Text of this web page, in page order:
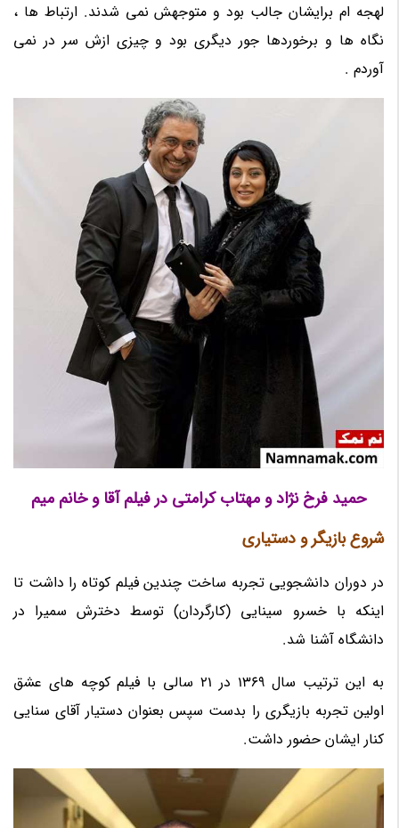
لهجه ام برایشان جالب بود و متوجهش نمی شدند. ارتباط ها ،
نگاه ها و برخوردها جور دیگری بود و چیزی ازش سر در نمی
آوردم .
حمید فرخ نژاد و مهتاب کرامتی در فیلم آقا و خانم میم
شروع بازیگر و دستیاری
در دوران دانشجویی تجربه ساخت چندین فیلم کوتاه را داشت تا
اینکه با خسرو سینایی (کارگردان) توسط دخترش سمیرا در
دانشگاه آشنا شد.
به این ترتیب سال 1369 در 21 سالی با فیلم کوچه های عشق
اولین تجربه بازیگری را بدست سپس بعنوان دستیار آقای سنایی
کنار ایشان حضور داشت.